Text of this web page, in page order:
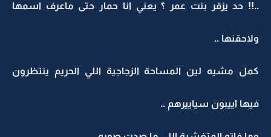
..!! حد يزقر بنت عمر ؟ يعني انا حمار حتى ماعرف اسمها
ولاحقنها ..
كمل مشيه لين المساحة الزجاجية اللي الحريم ينتظرون
فيها اييبون سياييرهم ..